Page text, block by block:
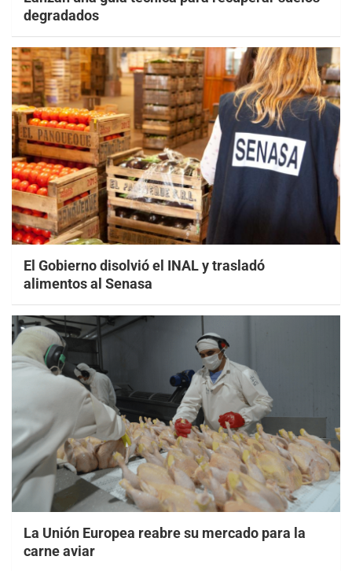
degradados
El Gobierno disolvió el INAL y trasladó
alimentos al Senasa
La Unión Europea reabre su mercado para la
carne aviar